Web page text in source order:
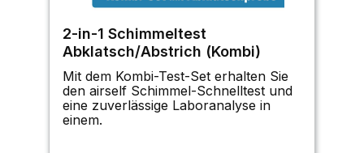
2-in-1 Schimmeltest
Abklatsch/Abstrich (Kombi)
Mit dem Kombi-Test-Set erhalten Sie
den airself Schimmel-Schnelltest und
eine zuverlässige Laboranalyse in
einem.